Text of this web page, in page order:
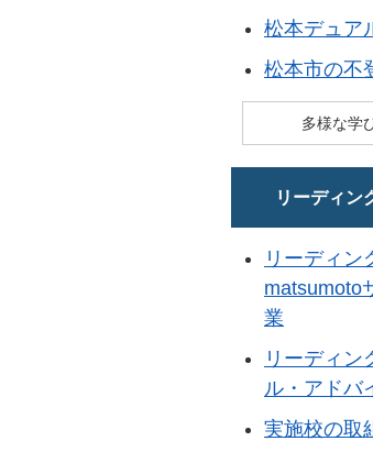
松本デュア
松本市の不
多様な学
リーディン
リーディン
matsumoto
業
リーディン
ル・アドバ
実施校の取